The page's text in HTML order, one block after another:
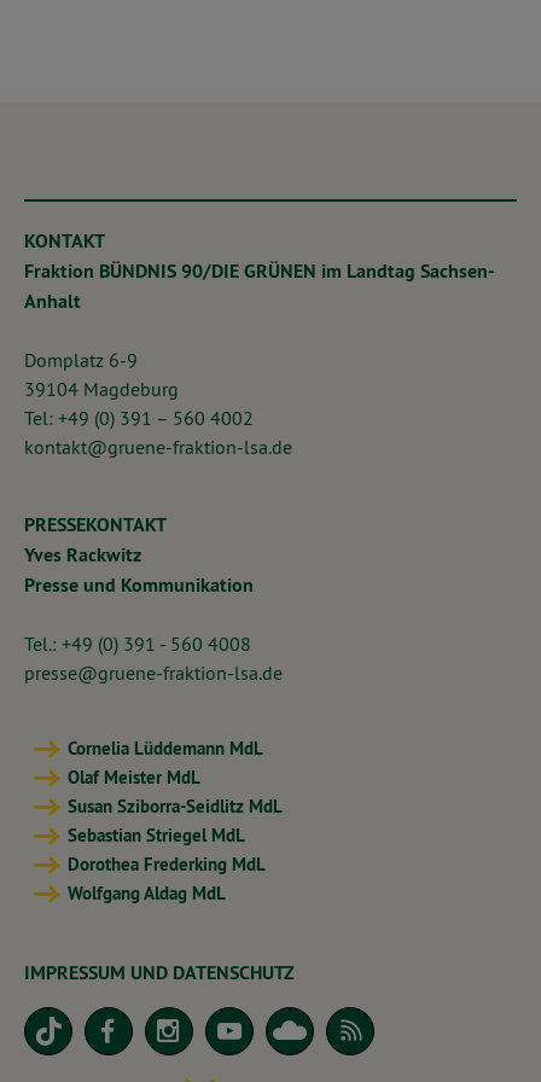
KONTAKT
Fraktion BÜNDNIS 90/DIE GRÜNEN im Landtag Sachsen-
Anhalt
Domplatz 6-9
39104 Magdeburg
Tel: +49 (0) 391 – 560 4002
kontakt@gruene-fraktion-lsa.de
PRESSEKONTAKT
Yves Rackwitz
Presse und Kommunikation
Tel.: +49 (0) 391 - 560 4008
presse@gruene-fraktion-lsa.de
Cornelia Lüddemann MdL
Olaf Meister MdL
Susan Sziborra-Seidlitz MdL
Sebastian Striegel MdL
Dorothea Frederking MdL
Wolfgang Aldag MdL
IMPRESSUM UND DATENSCHUTZ